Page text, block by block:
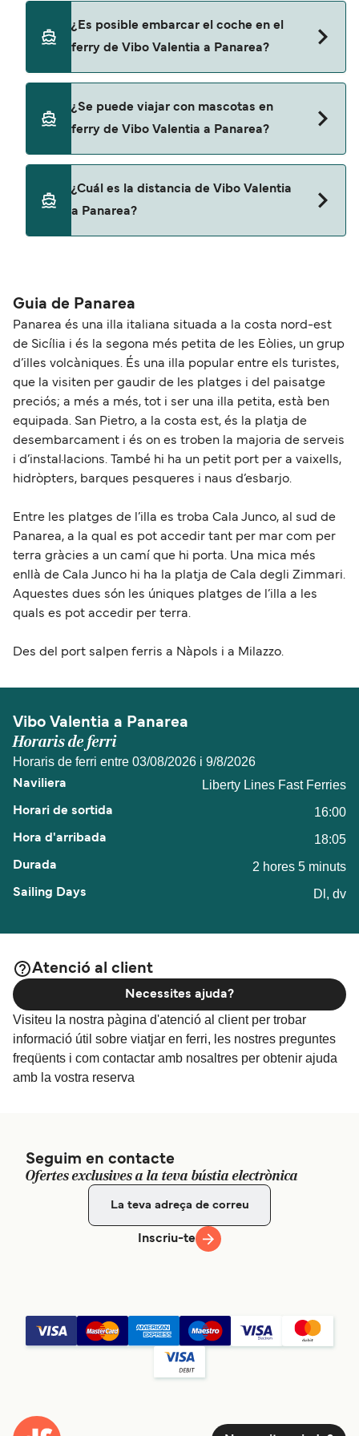
compañías navieras.
Valentia a Panarea con:
¿Es posible embarcar el coche en el
ferry de Vibo Valentia a Panarea?
Panarea.
¿Se puede viajar con mascotas en
ferry de Vibo Valentia a Panarea?
ferry. Puede que necesites el pasaporte de tus
mascotas y otros documentos. Actualmente
puedes viajar con mascotas con:
¿Cuál es la distancia de Vibo Valentia
a Panarea?
Guia de Panarea
Panarea és una illa italiana situada a la costa nord-est
de Sicília i és la segona més petita de les Eòlies, un grup
d’illes volcàniques. És una illa popular entre els turistes,
que la visiten per gaudir de les platges i del paisatge
preciós; a més a més, tot i ser una illa petita, està ben
equipada. San Pietro, a la costa est, és la platja de
desembarcament i és on es troben la majoria de serveis
i d’instal·lacions. També hi ha un petit port per a vaixells,
hidròpters, barques pesqueres i naus d’esbarjo.
Entre les platges de l’illa es troba Cala Junco, al sud de
Panarea, a la qual es pot accedir tant per mar com per
terra gràcies a un camí que hi porta. Una mica més
enllà de Cala Junco hi ha la platja de Cala degli Zimmari.
Aquestes dues són les úniques platges de l’illa a les
quals es pot accedir per terra.
Des del port salpen ferris a Nàpols i a Milazzo.
Vibo Valentia a Panarea
Horaris de ferri
Horaris de ferri entre 03/08/2026 i 9/8/2026
Liberty Lines Fast Ferries
16:00
18:05
2 hores 5 minuts
Dl, dv
Atenció al client
Visiteu la nostra pàgina d'atenció al client per trobar
informació útil sobre viatjar en ferri, les nostres preguntes
freqüents i com contactar amb nosaltres per obtenir ajuda
amb la vostra reserva
Necessites ajuda?
Seguim en contacte
Ofertes exclusives a la teva bústia electrònica
Inscriu-te